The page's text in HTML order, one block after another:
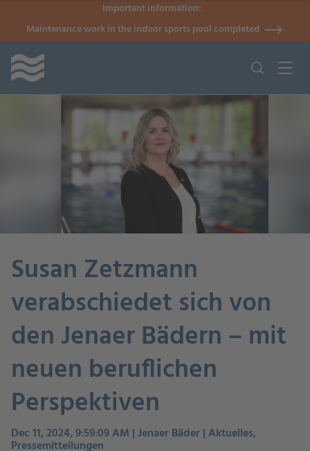
Important information:
Maintenance work in the indoor sports pool completed
Susan Zetzmann
verabschiedet sich von
den Jenaer Bädern – mit
neuen beruflichen
Perspektiven
Dec 11, 2024, 9:59:09 AM | Jenaer Bäder | Aktuelles,
Pressemitteilungen